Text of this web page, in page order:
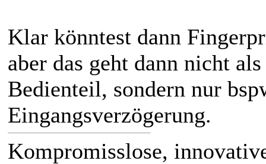
Klar könntest dann
aber das geht dann nicht
Bedienteil, sondern nur
Eingangsverzögerung.
Kompromisslose,